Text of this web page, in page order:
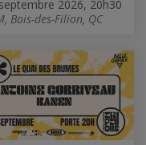
2026, 20h30
Bois-des-Filion, QC